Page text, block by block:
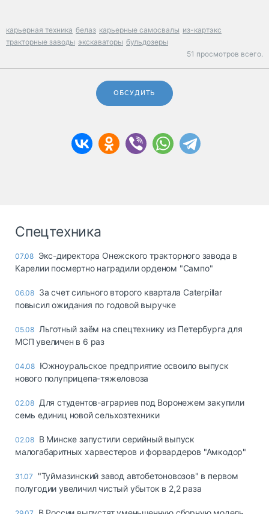
карьерная техника белаз карьерные самосвалы из-картэкс
тракторные заводы экскаваторы бульдозеры
51 просмотров всего.
ОБСУДИТЬ
Спецтехника
07.08 Экс-директора Онежского тракторного завода в
Карелии посмертно наградили орденом "Сампо"
06.08 За счет сильного второго квартала Caterpillar
повысил ожидания по годовой выручке
05.08 Льготный заём на спецтехнику из Петербурга для
МСП увеличен в 6 раз
04.08 Южноуральское предприятие освоило выпуск
нового полуприцепа-тяжеловоза
02.08 Для студентов-аграриев под Воронежем закупили
семь единиц новой сельхозтехники
02.08 В Минске запустили серийный выпуск
малогабаритных харвестеров и форвардеров "Амкодор"
31.07
"Туймазинский завод автобетоновозов" в первом
полугодии увеличил чистый убыток в 2,2 раза